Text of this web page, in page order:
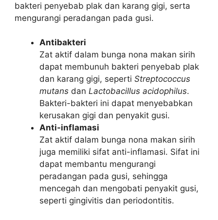
bakteri penyebab plak dan karang gigi, serta
mengurangi peradangan pada gusi.
Antibakteri
Zat aktif dalam bunga nona makan sirih
dapat membunuh bakteri penyebab plak
dan karang gigi, seperti Streptococcus
mutans dan Lactobacillus acidophilus.
Bakteri-bakteri ini dapat menyebabkan
kerusakan gigi dan penyakit gusi.
Anti-inflamasi
Zat aktif dalam bunga nona makan sirih
juga memiliki sifat anti-inflamasi. Sifat ini
dapat membantu mengurangi
peradangan pada gusi, sehingga
mencegah dan mengobati penyakit gusi,
seperti gingivitis dan periodontitis.